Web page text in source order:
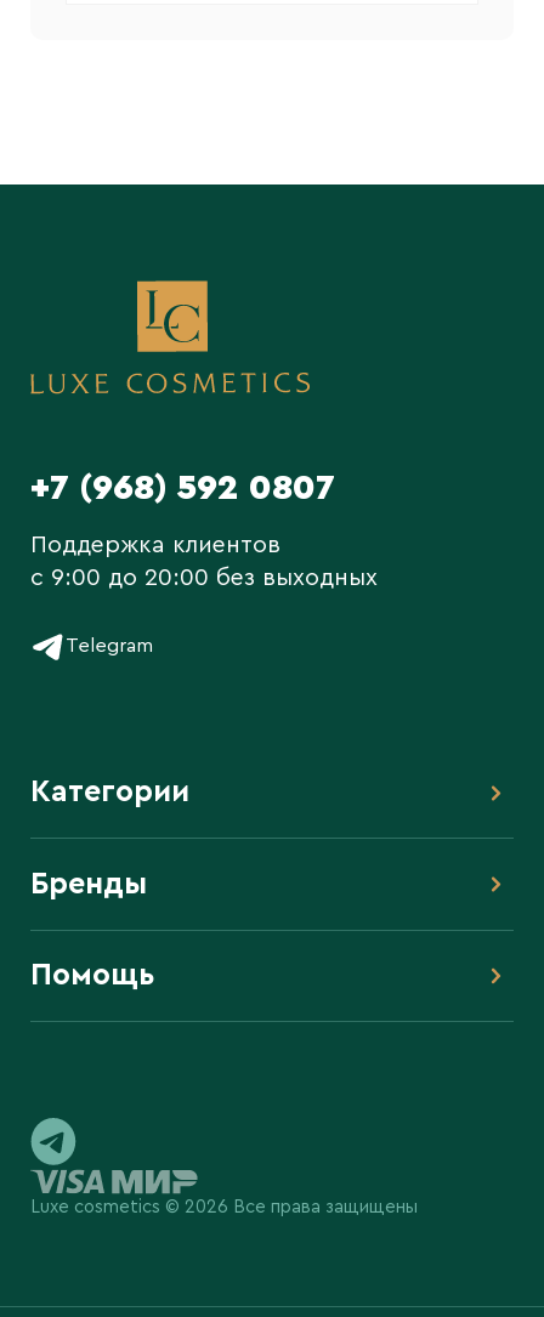
+7 (968) 592 0807
Поддержка клиентов
c 9:00 до 20:00 без выходных
Telegram
Категории
Бренды
Помощь
Luxe cosmetics © 2026 Все права защищены